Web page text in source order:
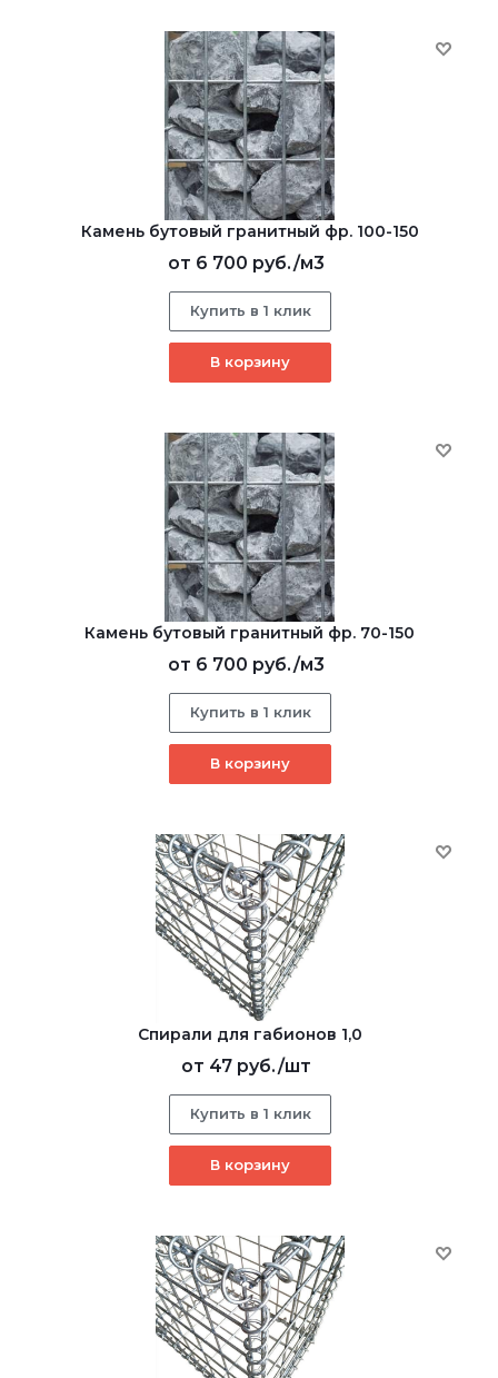
Камень бутовый гранитный фр. 100-150
от 6 700 руб./м3
Купить в 1 клик
В корзину
Камень бутовый гранитный фр. 70-150
от 6 700 руб./м3
Купить в 1 клик
В корзину
Спирали для габионов 1,0
от 47 руб./шт
Купить в 1 клик
В корзину